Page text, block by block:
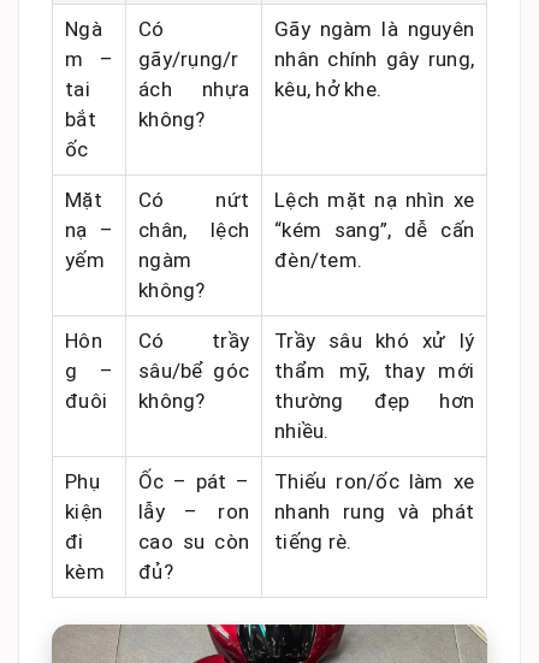
Ngà
m –
tai
bắt
ốc
Có
gãy/rụng/r
ách nhựa
không?
Gãy ngàm là nguyên
nhân chính gây rung,
kêu, hở khe.
Mặt
nạ –
yếm
Có nứt
chân, lệch
ngàm
không?
Lệch mặt nạ nhìn xe
“kém sang”, dễ cấn
đèn/tem.
Hôn
g –
đuôi
Có trầy
sâu/bể góc
không?
Trầy sâu khó xử lý
thẩm mỹ, thay mới
thường đẹp hơn
nhiều.
Phụ
kiện
đi
kèm
Ốc – pát –
lẫy – ron
cao su còn
đủ?
Thiếu ron/ốc làm xe
nhanh rung và phát
tiếng rè.